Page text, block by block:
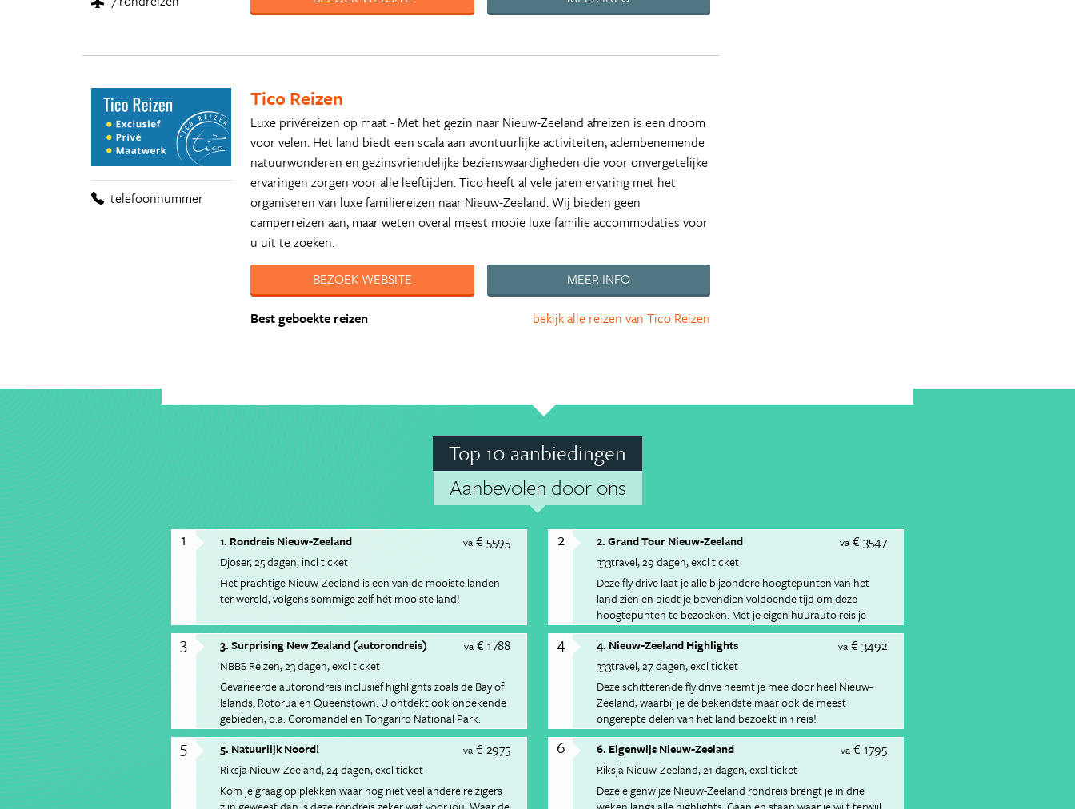
telefoonnummer
Tico Reizen
Luxe privéreizen op maat - Met het gezin naar Nieuw-Zeeland afreizen is een droom
voor velen. Het land biedt een scala aan avontuurlijke activiteiten, adembenemende
natuurwonderen en gezinsvriendelijke bezienswaardigheden die voor onvergetelijke
ervaringen zorgen voor alle leeftijden. Tico heeft al vele jaren ervaring met het
organiseren van luxe familiereizen naar Nieuw-Zeeland. Wij bieden geen
camperreizen aan, maar weten overal meest mooie luxe familie accommodaties voor
u uit te zoeken.
BEZOEK WEBSITE
MEER INFO
bekijk alle reizen van Tico Reizen
Best geboekte reizen
Top 10 aanbiedingen
Aanbevolen door ons
1 va€ 5595
1. Rondreis Nieuw-Zeeland
Djoser 25 dagen incl ticket
Het prachtige Nieuw-Zeeland is een van de mooiste landen
ter wereld, volgens sommige zelf hét mooiste land!
2 va € 3547
2. Grand Tour Nieuw-Zeeland
333travel 29 dagen excl ticket
Deze fly drive laat je alle bijzondere hoogtepunten van het
land zien en biedt je bovendien voldoende tijd om deze
hoogtepunten te bezoeken. Met je eigen huurauto reis je
elke dag in je eigen tempo de mooiste routes.
3 va€ 1788
3. Surprising New Zealand (autorondreis)
NBBS Reizen 23 dagen excl ticket
Gevarieerde autorondreis inclusief highlights zoals de Bay of
Islands, Rotorua en Queenstown. U ontdekt ook onbekende
gebieden, o.a. Coromandel en Tongariro National Park.
4 va € 3492
4. Nieuw-Zeeland Highlights
333travel 27 dagen excl ticket
Deze schitterende fly drive neemt je mee door heel Nieuw-
Zeeland, waarbij je de bekendste maar ook de meest
ongerepte delen van het land bezoekt in 1 reis!
5 va€ 2975
5. Natuurlijk Noord!
Riksja Nieuw-Zeeland 24 dagen excl ticket
Kom je graag op plekken waar nog niet veel andere reizigers
6 va € 1795
6. Eigenwijs Nieuw-Zeeland
Riksja Nieuw-Zeeland 21 dagen excl ticket
Deze eigenwijze Nieuw-Zeeland rondreis brengt je in drie